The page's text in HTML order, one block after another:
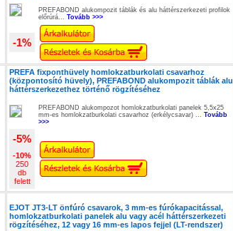
PREFABOND alukompozit táblák és alu háttérszerkezeti profilok
előrúrá... Tovább >>>
-1%
PREFA fixponthüvely homlokzatburkolati csavarhoz
(központosító hüvely), PREFABOND alukompozit táblák alu
háttérszerkezethez történő rögzítéséhez
PREFABOND alukompozot homlokzatburkolati panelek 5,5x25
mm-es homlokzatburkolati csavarhoz (erkélycsavar) ... Tovább
>>>
-5%
-10%
250
db
felett
EJOT JT3-LT önfúró csavarok, 3 mm-es fúrókapacitással,
homlokzatburkolati panelek alu vagy acél háttérszerkezeti
rögzítéséhez, 12 vagy 16 mm-es lapos fejjel (LT-rendszer)